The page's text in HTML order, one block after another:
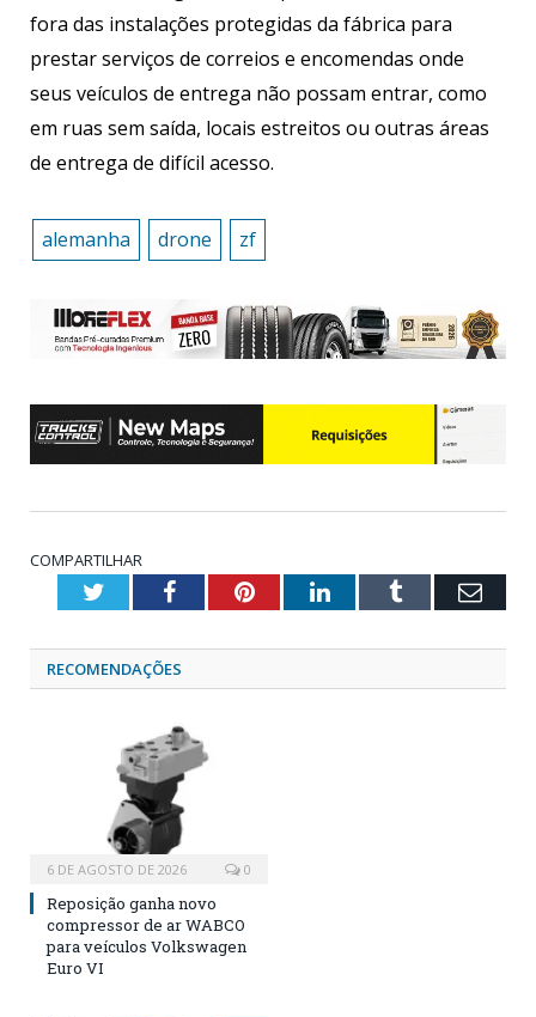
fora das instalações protegidas da fábrica para
prestar serviços de correios e encomendas onde
seus veículos de entrega não possam entrar, como
em ruas sem saída, locais estreitos ou outras áreas
de entrega de difícil acesso.
alemanha drone zf
COMPARTILHAR
TwitterFacebookPinterestLinkedInTumblr
RECOMENDAÇÕES
6 DE AGOSTO DE 2026 0
Reposição ganha novo
compressor de ar WABCO
para veículos Volkswagen
Euro VI